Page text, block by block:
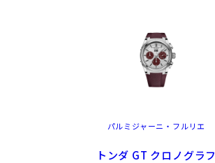
パルミジャーニ・フルリエ
トンダ GT クロノグラフ